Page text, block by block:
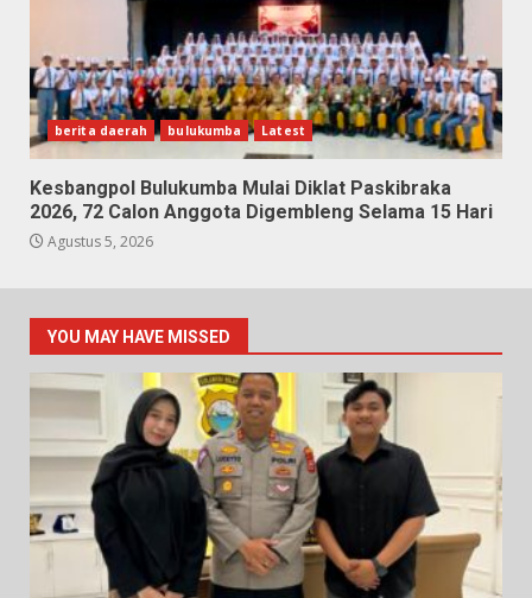
berita daerah bulukumba Latest
Kesbangpol Bulukumba Mulai Diklat Paskibraka
2026, 72 Calon Anggota Digembleng Selama 15 Hari
Agustus 5, 2026
YOU MAY HAVE MISSED